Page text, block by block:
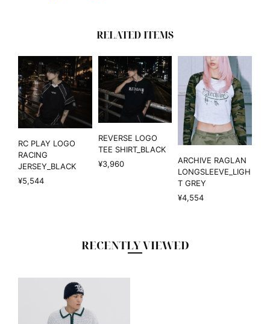
RELATED ITEMS
RC PLAY LOGO
RACING
JERSEY_BLACK
¥5,544
REVERSE LOGO
TEE SHIRT_BLACK
¥3,960
ARCHIVE RAGLAN
LONGSLEEVE_LIGH
T GREY
¥4,554
RECENTLY VIEWED